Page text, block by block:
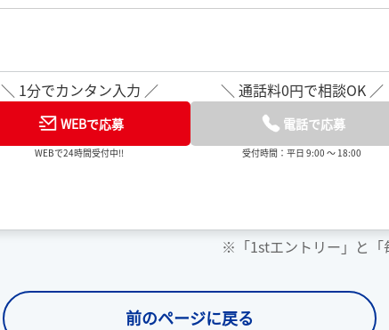
＼ 1分でカンタン入力 ／
WEBで応募
WEBで24時間受付中!!
＼ 通話料0円で相談OK ／
電話で応募
受付時間：平日 9:00 ～ 18:00
※「1stエントリー」と「
前のページに戻る